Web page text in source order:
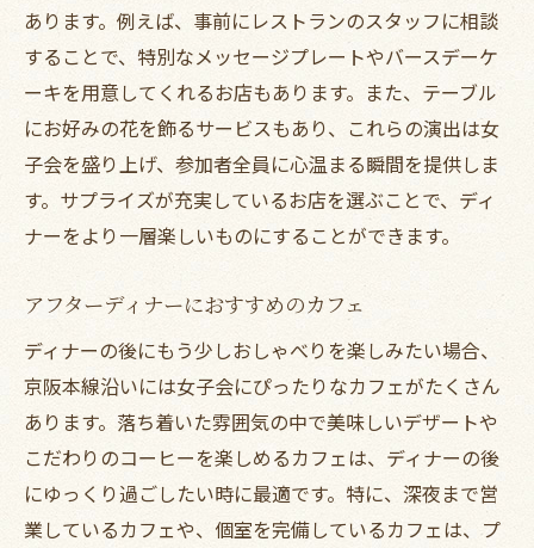
あります。例えば、事前にレストランのスタッフに相談
することで、特別なメッセージプレートやバースデーケ
ーキを用意してくれるお店もあります。また、テーブル
にお好みの花を飾るサービスもあり、これらの演出は女
子会を盛り上げ、参加者全員に心温まる瞬間を提供しま
す。サプライズが充実しているお店を選ぶことで、ディ
ナーをより一層楽しいものにすることができます。
アフターディナーにおすすめのカフェ
ディナーの後にもう少しおしゃべりを楽しみたい場合、
京阪本線沿いには女子会にぴったりなカフェがたくさん
あります。落ち着いた雰囲気の中で美味しいデザートや
こだわりのコーヒーを楽しめるカフェは、ディナーの後
にゆっくり過ごしたい時に最適です。特に、深夜まで営
業しているカフェや、個室を完備しているカフェは、プ